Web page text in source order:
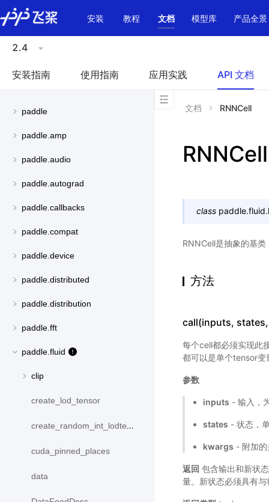
\u200E
安装
教程 文档 模型库 产品全景
2.4
安装指南 使用指南 应用实践 API 文档
paddle
paddle.amp
paddle.audio
paddle.autograd
paddle.callbacks
paddle.compat
paddle.device
paddle.distributed
paddle.distribution
paddle.fft
paddle.fluid
clip
create_lod_tensor
create_random_int_lodtensor
cuda_pinned_places
data
文档 RNNCell
RNNCell
class
RNNCell是抽象的基
方法
call(inputs,
每个cell都必须实现此
都可以是单个tensor
参数
inputs - 输入，
states - 状态，
kwargs - 附加
返回 包含输出和新状
量。新状态必须具有